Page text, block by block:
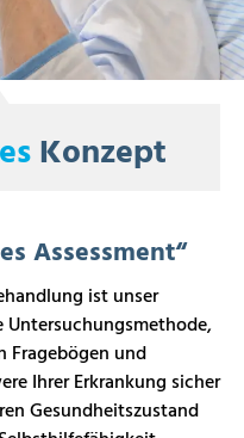
Konzept
Assessment“
ist unser
Untersuchungsmethode,
Fragebögen und
Ihrer Erkrankung sicher
Gesundheitszustand